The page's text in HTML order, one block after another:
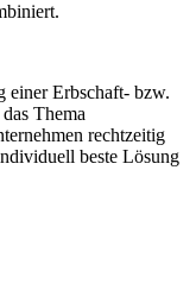
einer Erbschaft- bzw.
Thema
rechtzeitig
beste Lösung